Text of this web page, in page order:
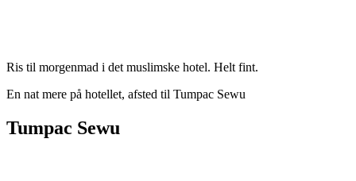
Ris til morgenmad i det muslimske hotel. Helt fint.
En nat mere på hotellet, afsted til Tumpac Sewu
Tumpac Sewu